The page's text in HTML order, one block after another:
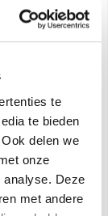
te
te bieden
delen we
onze
analyse. Deze
met andere
versie
(Kan
esthetica)
LCD-
versie